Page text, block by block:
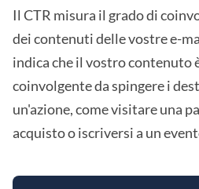
Il CTR misura il grado di
dei contenuti delle vostre e-
indica che il vostro contenuto
coinvolgente da spingere i
un'azione, come visitare una
acquisto o iscriversi a un